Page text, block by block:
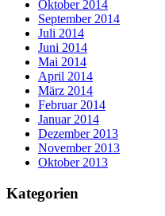
Oktober 2014
September 2014
Juli 2014
Juni 2014
Mai 2014
April 2014
März 2014
Februar 2014
Januar 2014
Dezember 2013
November 2013
Oktober 2013
Kategorien